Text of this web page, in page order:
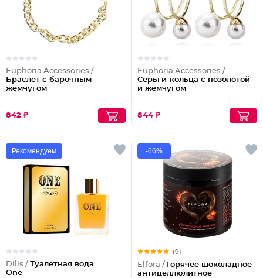
Euphoria Accessories /
Браслет с барочным
жемчугом
842 ₽
Euphoria Accessories /
Серьги-кольца с позолотой
и жемчугом
844 ₽
Рекомендуем
Dilis / Туалетная вода
One
-66%
(9)
Elfora / Горячее шоколадное
антицеллюлитное